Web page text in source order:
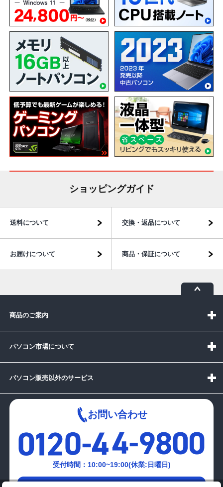
ショッピングガイド
送料について 交換・返品について
お届けについて 商品・保証について
商品のご案内
パソコン市場について
パソコン販売以外のサービス
お問い合わせ
受付時間：10:00~19:00(休業:日曜日)